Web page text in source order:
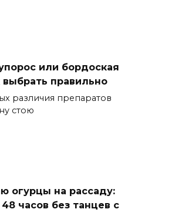
или бордоская
выбрать правильно
различия препаратов
стою
огурцы на рассаду:
часов без танцев с